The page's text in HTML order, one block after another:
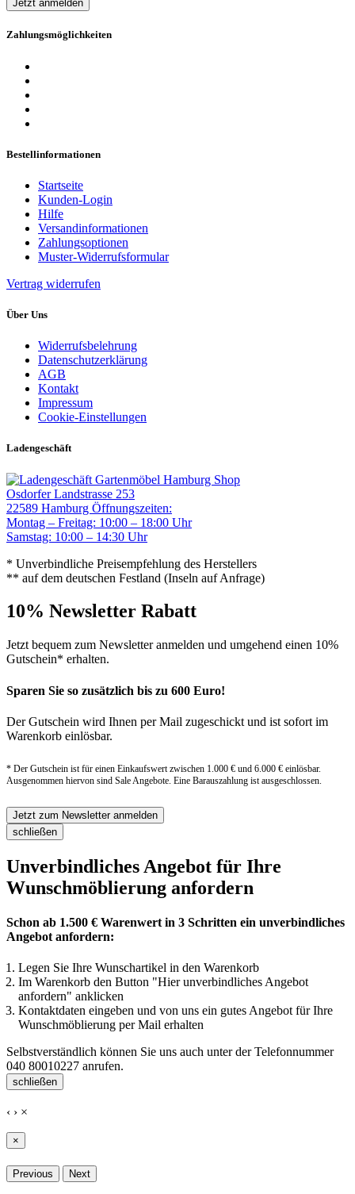
Jetzt anmelden
Zahlungsmöglichkeiten
Bestellinformationen
Startseite
Kunden-Login
Hilfe
Versandinformationen
Zahlungsoptionen
Muster-Widerrufsformular
Vertrag widerrufen
Über Uns
Widerrufsbelehrung
Datenschutzerklärung
AGB
Kontakt
Impressum
Cookie-Einstellungen
Ladengeschäft
Gartenmöbel Hamburg Shop
Osdorfer Landstrasse 253
22589 Hamburg Öffnungszeiten:
Montag – Freitag: 10:00 – 18:00 Uhr
Samstag: 10:00 – 14:30 Uhr
* Unverbindliche Preisempfehlung des Herstellers
** auf dem deutschen Festland (Inseln auf Anfrage)
10% Newsletter Rabatt
Jetzt bequem zum Newsletter anmelden und umgehend einen 10%
Gutschein* erhalten.
Sparen Sie so zusätzlich bis zu 600 Euro!
Der Gutschein wird Ihnen per Mail zugeschickt und ist sofort im
Warenkorb einlösbar.
* Der Gutschein ist für einen Einkaufswert zwischen 1.000 € und 6.000 € einlösbar.
Ausgenommen hiervon sind Sale Angebote. Eine Barauszahlung ist ausgeschlossen.
Jetzt zum Newsletter anmelden
schließen
Unverbindliches Angebot für Ihre
Wunschmöblierung anfordern
Schon ab 1.500 € Warenwert in 3 Schritten ein unverbindliches
Angebot anfordern:
Legen Sie Ihre Wunschartikel in den Warenkorb
Im Warenkorb den Button "Hier unverbindliches Angebot
anfordern" anklicken
Kontaktdaten eingeben und von uns ein gutes Angebot für Ihre
Wunschmöblierung per Mail erhalten
Selbstverständlich können Sie uns auch unter der Telefonnummer
040 80010227 anrufen.
schließen
‹ › ×
×
Previous Next